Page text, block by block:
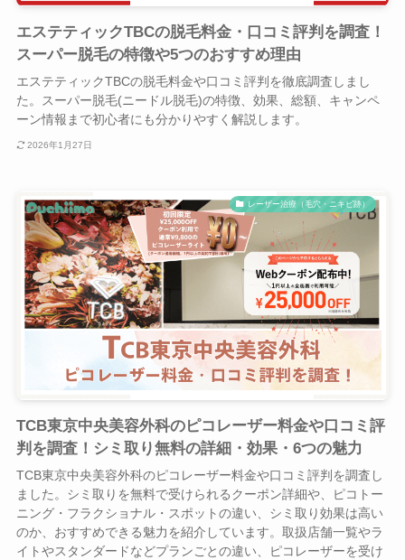
エステティックTBCの脱毛料金・口コミ評判を調査！
スーパー脱毛の特徴や5つのおすすめ理由
エステティックTBCの脱毛料金や口コミ評判を徹底調査しまし
た。スーパー脱毛(ニードル脱毛)の特徴、効果、総額、キャンペ
ーン情報まで初心者にも分かりやすく解説します。
2026年1月27日
レーザー治療（毛穴・ニキビ跡）
TCB東京中央美容外科のピコレーザー料金や口コミ評
判を調査！シミ取り無料の詳細・効果・6つの魅力
TCB東京中央美容外科のピコレーザー料金や口コミ評判を調査し
ました。シミ取りを無料で受けられるクーポン詳細や、ピコトー
ニング・フラクショナル・スポットの違い、シミ取り効果は高い
のか、おすすめできる魅力を紹介しています。取扱店舗一覧やラ
イトやスタンダードなどプランごとの違い、ピコレーザーを受け